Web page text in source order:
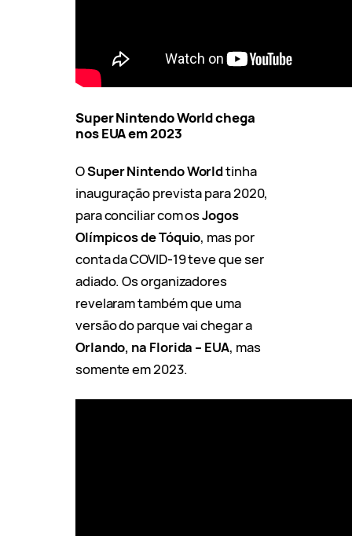
Super Nintendo World chega
nos EUA em 2023
OSuper Nintendo Worldtinha
inauguração prevista para 2020,
para conciliar com osJogos
Olímpicos de Tóquio, mas por
conta da COVID-19 teve que ser
adiado. Os organizadores
revelaram também que uma
versão do parque vai chegar a
Orlando, na Florida – EUA, mas
somente em 2023.